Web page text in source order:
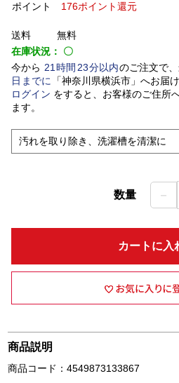
ポイント
176ポイント還元
送料
無料
在庫状況： 〇
今から 21 時間 23分以内のご注文で
日 までに 「神奈川県横浜市」 へお届
ログイン をすると、お客様のご住所
ます。
汚れを取り除き、洗濯槽を清潔に
数量 －
カートに入
商品説明
商品コード：4549873133867